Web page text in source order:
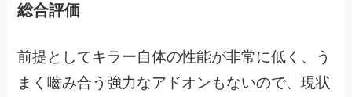
総合評価
前提としてキラー自体の性能が非常に低く、う
まく嚙み合う強力なアドオンもないので、現状